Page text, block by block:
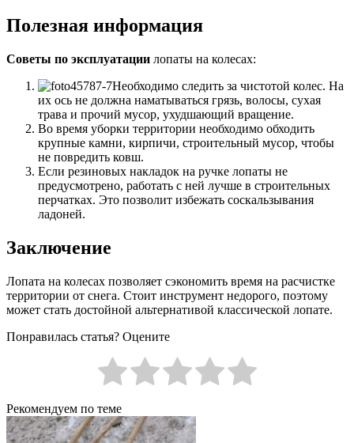
Полезная информация
Советы по эксплуатации лопаты на колесах:
Необходимо следить за чистотой колес. На
их ось не должна наматываться грязь, волосы, сухая
трава и прочий мусор, ухудшающий вращение.
Во время уборки территории необходимо обходить
крупные камни, кирпичи, строительный мусор, чтобы
не повредить ковш.
Если резиновых накладок на ручке лопаты не
предусмотрено, работать с ней лучше в строительных
перчатках. Это позволит избежать соскальзывания
ладоней.
Заключение
Лопата на колесах позволяет сэкономить время на расчистке
территории от снега. Стоит инструмент недорого, поэтому
может стать достойной альтернативой классической лопате.
Понравилась статья? Оцените
Рекомендуем по теме